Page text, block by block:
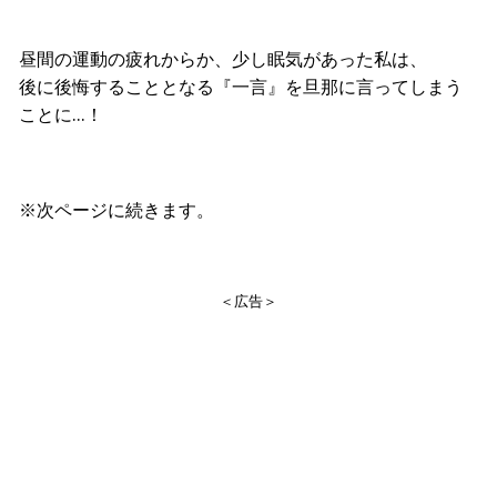
昼間の運動の疲れからか、少し眠気があった私は、
後に後悔することとなる『一言』を旦那に言ってしまう
ことに…！
※次ページに続きます。
＜広告＞